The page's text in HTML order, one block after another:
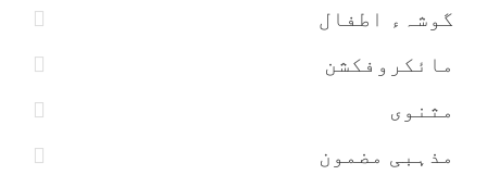
گوشہء اطفال
مائکروفکشن
مثنوی
مذہبی مضمون